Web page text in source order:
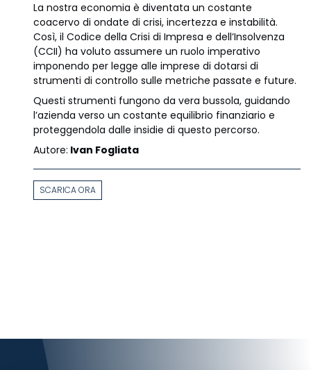
La nostra economia è diventata un costante
coacervo di ondate di crisi, incertezza e instabilità.
Così, il Codice della Crisi di Impresa e dell’Insolvenza
(CCII) ha voluto assumere un ruolo imperativo
imponendo per legge alle imprese di dotarsi di
strumenti di controllo sulle metriche passate e future.
Questi strumenti fungono da vera bussola, guidando
l’azienda verso un costante equilibrio finanziario e
proteggendola dalle insidie ​​di questo percorso.
Autore: Ivan Fogliata
SCARICA ORA